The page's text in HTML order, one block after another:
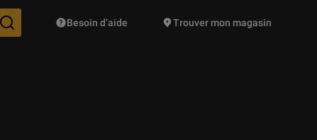
Des suggestions de produits vont vous être proposées
Besoin d’aide Trouver mon magasin